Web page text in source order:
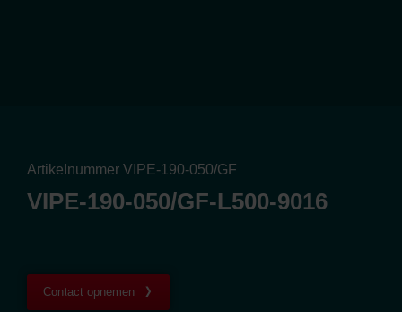
Artikelnummer VIPE-190-050/GF
VIPE-190-050/GF-L500-9016
Contact opnemen